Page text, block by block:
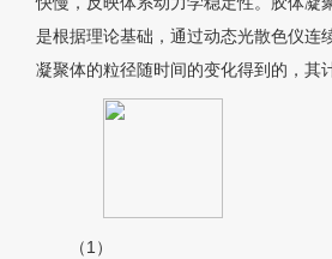
是根据理论基础，通过动态光散色仪连
凝聚体的粒径随时间的变化得到的，其
（1）